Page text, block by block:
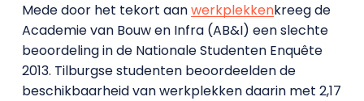
Mede door het tekort aanwerkplekkenkreeg de
Academie van Bouw en Infra (AB&I) een slechte
beoordeling in de Nationale Studenten Enquête
2013. Tilburgse studenten beoordeelden de
beschikbaarheid van werkplekken daarin met 2,17